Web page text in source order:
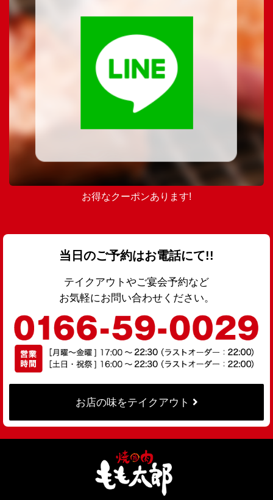
お得なクーポンあります!
当日のご予約はお電話にて!!
テイクアウトやご宴会予約など
お気軽にお問い合わせください。
お店の味をテイクアウト